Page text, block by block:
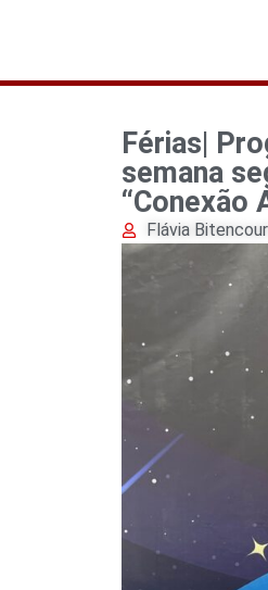
Férias|
semana
“Conexão
Flávia